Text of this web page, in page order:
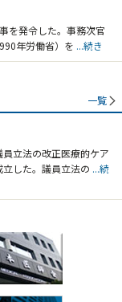
を発令した。事務次官
年労働省）を ...続き
一覧
立法の改正医療的ケア
した。議員立法の ...続